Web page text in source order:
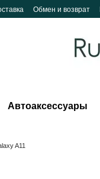
Обмен и возврат
Автоаксессуары
A11